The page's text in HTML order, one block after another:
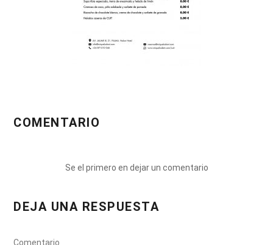
COMENTARIO
Se el primero en dejar un comentario
DEJA UNA RESPUESTA